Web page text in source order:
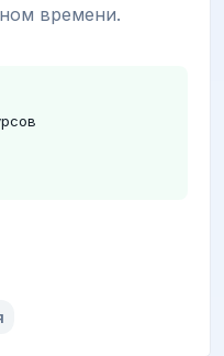
времени.